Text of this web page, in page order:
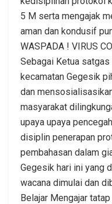
5 M serta mengajak
aman dan kondusif
WASPADA ! VIRUS
Sebagai Ketua
kecamatan Gegesik
dan
masyarakat
upaya upaya
disiplin penerapan
pembahasan dalam
Gegesik hari ini yang
wacana dimulai dan
Belajar Mengajar